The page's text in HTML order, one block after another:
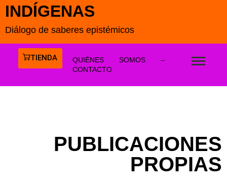
INDÍGENAS
Diálogo de saberes epistémicos
TIENDA
QUIÉNES SOMOS –
CONTACTO
PUBLICACIONES
PROPIAS